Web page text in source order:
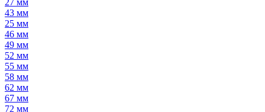
27 мм
43 мм
25 мм
46 мм
49 мм
52 мм
55 мм
58 мм
62 мм
67 мм
72 мм